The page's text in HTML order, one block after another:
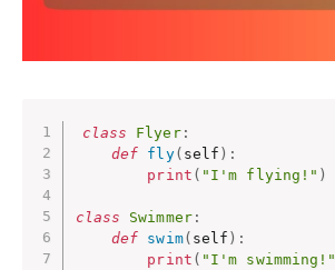
class Flyer:
def fly( self ) :
print ( "I'm flying!" )
class Swimmer:
def swim( self ) :
print ( "I'm swimming!"